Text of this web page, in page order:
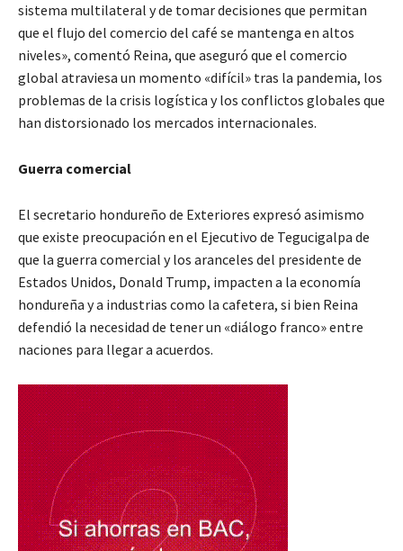
sistema multilateral y de tomar decisiones que permitan
que el flujo del comercio del café se mantenga en altos
niveles», comentó Reina, que aseguró que el comercio
global atraviesa un momento «difícil» tras la pandemia, los
problemas de la crisis logística y los conflictos globales que
han distorsionado los mercados internacionales.
Guerra comercial
El secretario hondureño de Exteriores expresó asimismo
que existe preocupación en el Ejecutivo de Tegucigalpa de
que la guerra comercial y los aranceles del presidente de
Estados Unidos, Donald Trump, impacten a la economía
hondureña y a industrias como la cafetera, si bien Reina
defendió la necesidad de tener un «diálogo franco» entre
naciones para llegar a acuerdos.